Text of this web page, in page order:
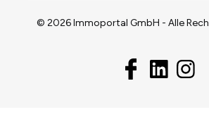
© 2026 Immoportal GmbH - Alle